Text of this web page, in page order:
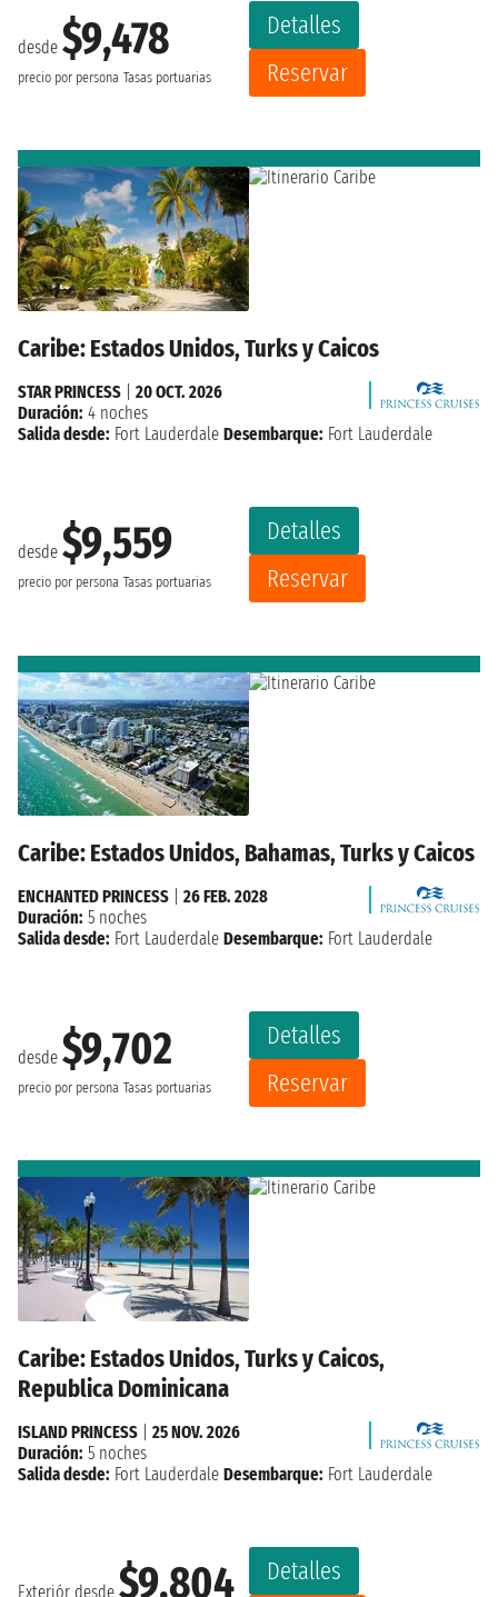
desde $9,478
precio por persona Tasas portuarias
Detalles
Reservar
Caribe: Estados Unidos, Turks y Caicos
desde $9,559
precio por persona Tasas portuarias
Detalles
Reservar
STAR PRINCESS
20 OCT. 2026
Duración: 4 noches
Salida desde: Fort Lauderdale Desembarque: Fort Lauderdale
Caribe: Estados Unidos, Bahamas, Turks y Caicos
desde $9,702
precio por persona Tasas portuarias
Detalles
Reservar
ENCHANTED PRINCESS
26 FEB. 2028
Duración: 5 noches
Salida desde: Fort Lauderdale Desembarque: Fort Lauderdale
Caribe: Estados Unidos, Turks y Caicos,
Republica Dominicana
Exteriór desde $9,804 Detalles
ISLAND PRINCESS
25 NOV. 2026
Duración: 5 noches
Salida desde: Fort Lauderdale Desembarque: Fort Lauderdale